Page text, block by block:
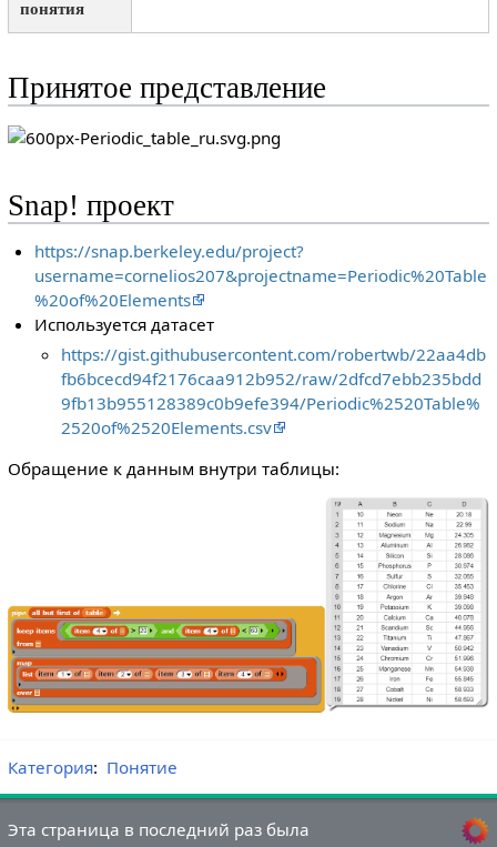
понятия
Принятое представление
Snap! проект
https://snap.berkeley.edu/project?
username=cornelios207&projectname=Periodic%20Table
%20of%20Elements
Используется датасет
https://gist.githubusercontent.com/robertwb/22aa4db
fb6bcecd94f2176caa912b952/raw/2dfcd7ebb235bdd
9fb13b955128389c0b9efe394/Periodic%2520Table%
2520of%2520Elements.csv
Обращение к данным внутри таблицы:
Категория: Понятие
Эта страница в последний раз была